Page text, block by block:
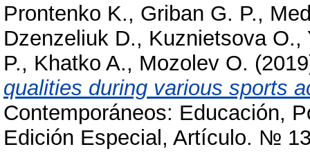
Prontenko K., Griban G. P.,
Dzenzeliuk D., Kuznіetsova O.,
P., Khatko A., Mozolev O.
qualities during various sports
Contemporáneos: Educación,
Edición Especial, Artículo. №